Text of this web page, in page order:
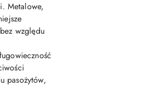
Metalowe,
względu
pasożytów,